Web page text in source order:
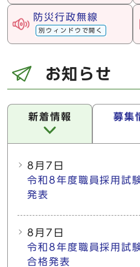
防災行政無線
別ウィンドウで開く
お知らせ
新着情報 募集
8月7日
令和8年度職員採用試
発表
8月7日
令和8年度職員採用試
合格発表